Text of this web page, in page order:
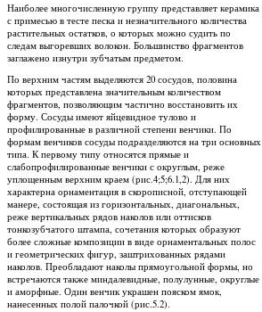
Наиболее многочисленную группу представляет керамика
с примесью в тесте песка и незначительного количества
растительных остатков, о которых можно судить по
следам выгоревших волокон. Большинство фрагментов
заглажено изнутри зубчатым предметом.
По верхним частям выделяются 20 сосудов, половина
которых представлена значительным количеством
фрагментов, позволяющим частично восстановить их
форму. Сосуды имеют яйцевидное тулово и
профилированные в различной степени венчики. По
формам венчиков сосуды подразделяются на три основных
типа. К первому типу относятся прямые и
слабопрофилированные венчики с округлым, реже
уплощенным верхним краем (рис.4;5;6.1,2). Для них
характерна орнаментация в скорописной, отступающей
манере, состоящая из горизонтальных, диагональных,
реже вертикальных рядов наколов или оттисков
тонкозубчатого штампа, сочетания которых образуют
более сложные композиции в виде орнаментальных полос
и геометрических фигур, заштрихованных рядами
наколов. Преобладают наколы прямоугольной формы, но
встречаются также миндалевидные, полулунные, округлые
и аморфные. Один венчик украшен пояском ямок,
нанесенных полой палочкой (рис.5.2).